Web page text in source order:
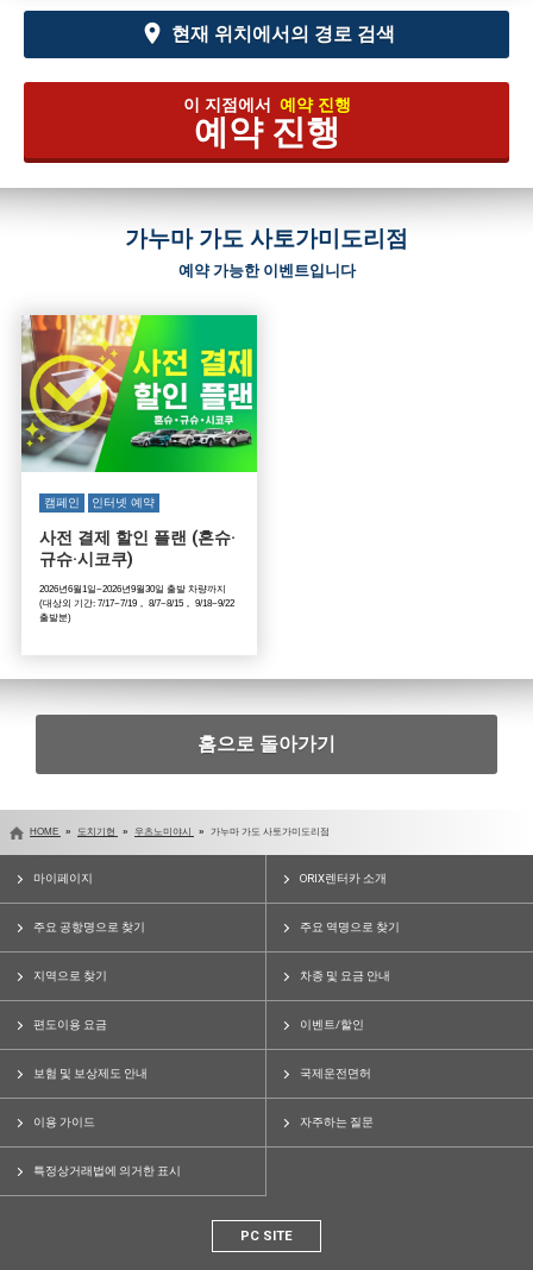
현재 위치에서의 경로 검색
이 지점에서 예약 진행
예약 진행
가누마 가도 사토가미도리점
예약 가능한 이벤트입니다
캠페인 인터넷 예약
사전 결제 할인 플랜 (혼슈·
규슈·시코쿠)
2026년6월1일~2026년9월30일 출발 차량까지
(대상외 기간: 7/17~7/19， 8/7~8/15， 9/18~9/22
출발분)
홈으로 돌아가기
HOME 도치기현 우츠노미야시 가누마 가도 사토가미도리점
마이페이지 ORIX렌터카 소개
주요 공항명으로 찾기 주요 역명으로 찾기
지역으로 찾기 차종 및 요금 안내
편도이용 요금 이벤트/할인
보험 및 보상제도 안내 국제운전면허
이용 가이드 자주하는 질문
특정상거래법에 의거한 표시
PC SITE